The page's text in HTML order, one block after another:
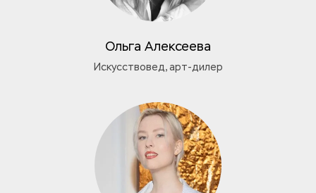
Ольга Алексеева
Искусствовед, арт-дилер